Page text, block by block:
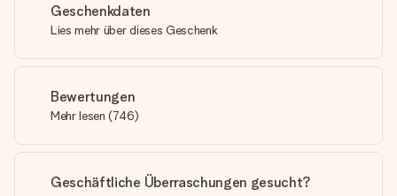
Geschenkdaten
Lies mehr über dieses Geschenk
Bewertungen
Mehr lesen (746)
Geschäftliche Überraschungen gesucht?